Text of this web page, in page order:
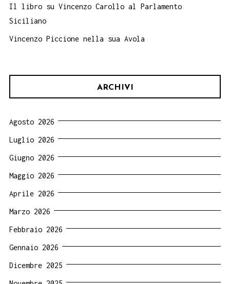
Il libro su Vincenzo Carollo al Parlamento
Siciliano
Vincenzo Piccione nella sua Avola
ARCHIVI
Agosto 2026
Luglio 2026
Giugno 2026
Maggio 2026
Aprile 2026
Marzo 2026
Febbraio 2026
Gennaio 2026
Dicembre 2025